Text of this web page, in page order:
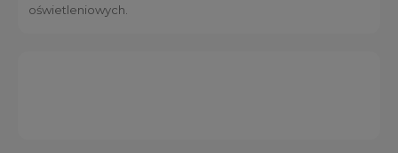
oświetleniowych.